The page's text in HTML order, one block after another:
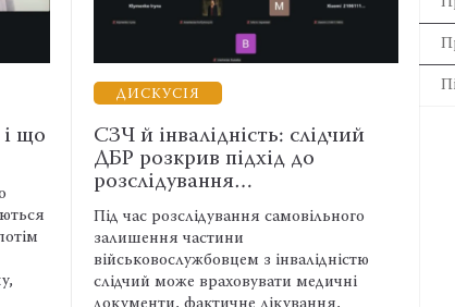
слідчий
до
самовільного
з інвалідністю
медичні
Адвокатська таємниця
загрозою: чим
компрометація…
Зараження робочого
інфостілером може відкрити
доступ до пошти адвоката,
інформаційних систем,